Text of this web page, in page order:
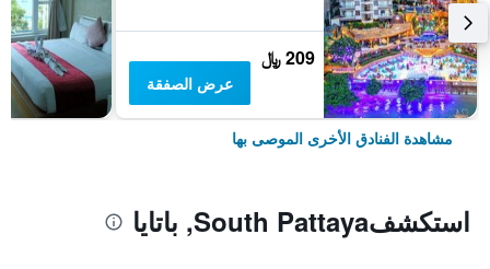
209 ﷼
عرض الصفقة
مشاهدة الفنادق الأخرى الموصى بها
استكشفSouth Pattaya, باتايا